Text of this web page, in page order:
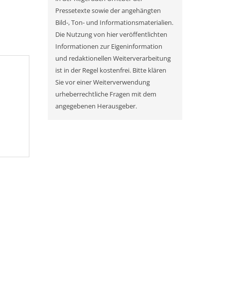
Pressetexte sowie der angehängten
Bild-, Ton- und Informationsmaterialien.
Die Nutzung von hier veröffentlichten
Informationen zur Eigeninformation
und redaktionellen Weiterverarbeitung
ist in der Regel kostenfrei. Bitte klären
Sie vor einer Weiterverwendung
urheberrechtliche Fragen mit dem
angegebenen Herausgeber.